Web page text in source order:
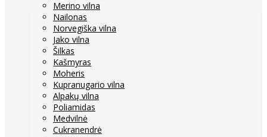
Merino vilna
Nailonas
Norvegiška vilna
Jako vilna
Šilkas
Kašmyras
Moheris
Kupranugario vilna
Alpakų vilna
Poliamidas
Medvilnė
Cukranendrė